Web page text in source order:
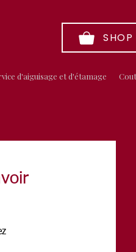
SHOP
d'aiguisage et d'étamage